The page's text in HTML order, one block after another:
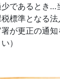
であるとき
標準とな
が更正の通
）